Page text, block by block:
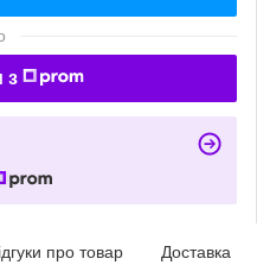
з
про товар Доставка